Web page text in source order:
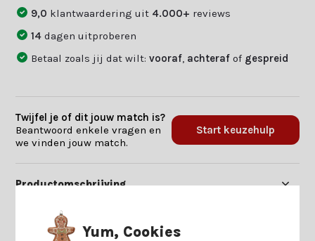
9,0 klantwaardering uit 4.000+ reviews
14dagen uitproberen
Betaal zoals jij dat wilt:vooraf achteraf of gespreid
Twijfel je of dit jouw match is?
Beantwoord enkele vragen en
we vinden jouw match.
Start keuzehulp
Productomschrijving
SpecificatiesYum, Cookies